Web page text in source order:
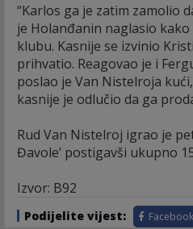
“Karlos ga je zatim zamolio
je Holanđanin naglasio
klubu. Kasnije se izvinio
prihvatio. Reagovao je i
poslao je Van Nistelroja
kasnije je odlučio da ga
Rud Van Nistelroj igrao je
Đavole’ postigavši ukupno
Izvor: B92
Podijelite vijest: Facebook